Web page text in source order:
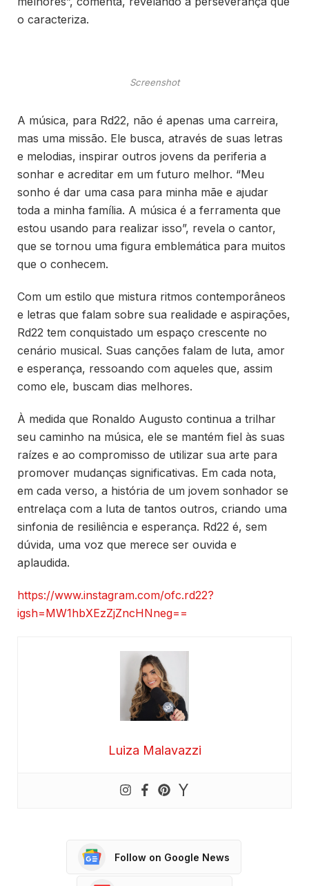
o caracteriza.
Screenshot
A música, para Rd22, não é apenas uma carreira,
mas uma missão. Ele busca, através de suas letras
e melodias, inspirar outros jovens da periferia a
sonhar e acreditar em um futuro melhor. “Meu
sonho é dar uma casa para minha mãe e ajudar
toda a minha família. A música é a ferramenta que
estou usando para realizar isso”, revela o cantor,
que se tornou uma figura emblemática para muitos
que o conhecem.
Com um estilo que mistura ritmos contemporâneos
e letras que falam sobre sua realidade e aspirações,
Rd22 tem conquistado um espaço crescente no
cenário musical. Suas canções falam de luta, amor
e esperança, ressoando com aqueles que, assim
como ele, buscam dias melhores.
À medida que Ronaldo Augusto continua a trilhar
seu caminho na música, ele se mantém fiel às suas
raízes e ao compromisso de utilizar sua arte para
promover mudanças significativas. Em cada nota,
em cada verso, a história de um jovem sonhador se
entrelaça com a luta de tantos outros, criando uma
sinfonia de resiliência e esperança. Rd22 é, sem
dúvida, uma voz que merece ser ouvida e
aplaudida.
https://www.instagram.com/ofc.rd22?
igsh=MW1hbXEzZjZncHNneg==
Luiza Malavazzi
Follow on Google News